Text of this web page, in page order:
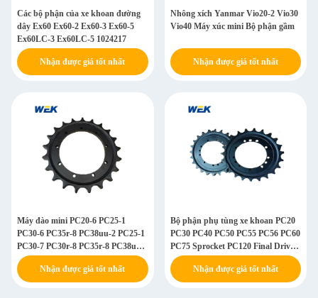
Các bộ phận của xe khoan đường
dây Ex60 Ex60-2 Ex60-3 Ex60-5
Ex60LC-3 Ex60LC-5 1024217
Nhận được giá tốt nhất
Nhông xích Yanmar Vio20-2 Vio30
Vio40 Máy xúc mini Bộ phận gầm
Nhận được giá tốt nhất
Máy đào mini PC20-6 PC25-1
PC30-6 PC35r-8 PC38uu-2 PC25-1
PC30-7 PC30r-8 PC35r-8 PC38uu-
2 20s-27-33111 Bộ phận máy đào
Bộ phận Sprocket Excavator
Sprocket Crawler
Nhận được giá tốt nhất
Bộ phận phụ tùng xe khoan PC20
PC30 PC40 PC50 PC55 PC56 PC60
PC75 Sprocket PC120 Final Drive
Sprocket
Nhận được giá tốt nhất